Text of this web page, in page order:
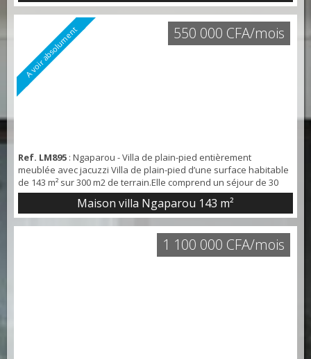
A voir absolument
Ref. LM895 : Ngaparou - Villa de plain-pied entièrement
meublée avec jacuzzi Villa de plain-pied d’une surface habitable
de 143 m² sur 300 m2 de terrain.Elle comprend un séjour de 30
m², une cuisine américaine aménagée et équipée, ainsi que trois
chambres, chacune avec sa salle d’eau privative. La propriété
est louée entièrement meublée. Les menuiseries sont en
aluminium avec simple vitrage.Elle disp...
Maison villa Ngaparou 143 m²
550 000 CFA/mois
1 100 000 CFA/mois